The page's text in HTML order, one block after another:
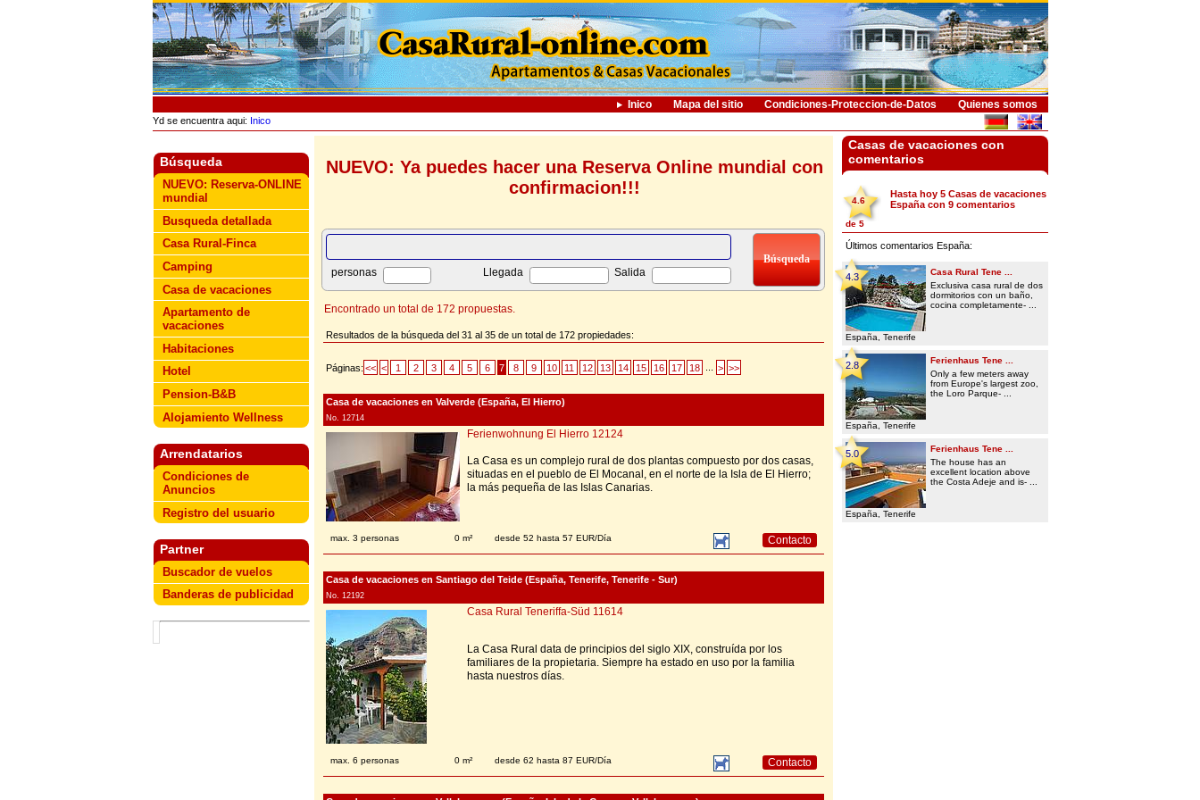
Inico Mapa del sitio Condiciones-Proteccion-de-Datos Quienes somos
Yd se encuentra aqui: Inico
Búsqueda
NUEVO: Reserva-ONLINE
mundial
Busqueda detallada
Casa Rural-Finca
Camping
Casa de vacaciones
Apartamento de
vacaciones
Habitaciones
Hotel
Pension-B&B
Alojamiento Wellness
Arrendatarios
Condiciones de
Anuncios
Registro del usuario
Partner
Buscador de vuelos
Banderas de publicidad
NUEVO: Ya puedes hacer una Reserva Online mundial con
confirmacion!!!
personas Llegada Salida
Encontrado un total de 172 propuestas.
Resultados de la búsqueda del 31 al 35 de un total de 172 propiedades:
Páginas: << < 1 2 3 4 5 6 7 8 9 10 11 12 13 14 15 16 17 18 > >>
Casa de vacaciones en Valverde (España, El Hierro)
No. 12714
Ferienwohnung El Hierro 12124
La Casa es un complejo rural de dos plantas compuesto por dos casas,
situadas en el pueblo de El Mocanal, en el norte de la Isla de El Hierro;
la más pequeña de las Islas Canarias.
max. 3 personas 0 m² desde 52 hasta 57 EUR/Día Contacto
Casa de vacaciones en Santiago del Teide (España, Tenerife, Tenerife - Sur)
No. 12192
Casa Rural Teneriffa-Süd 11614
La Casa Rural data de principios del siglo XIX, construída por los
familiares de la propietaria. Siempre ha estado en uso por la familia
hasta nuestros días.
max. 6 personas 0 m² desde 62 hasta 87 EUR/Día Contacto
Casas de vacaciones con
comentarios
4.6
de 5
Hasta hoy 5 Casas de vacaciones
Españacon 9comentarios
Últimos comentarios España:
Casa Rural Tene ...
Exclusiva casa rural de dos
dormitorios con un baño,
cocina completamente- ...
España, Tenerife
4.3
Ferienhaus Tene ...
Only a few meters away
from Europe's largest zoo,
the Loro Parque- ...
España, Tenerife
2.8
Ferienhaus Tene ...
The house has an
excellent location above
the Costa Adeje and is- ...
España, Tenerife
5.0